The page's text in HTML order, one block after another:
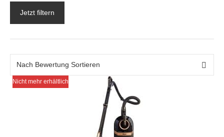
Jetzt filtern
Nicht mehr erhältlich